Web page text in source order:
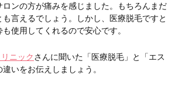
ロンの方が痛みを感じました。もちろんまだ
言えるでしょう。しかし、医療脱毛ですと
使用してくれるので安心です。
ニックさんに聞いた「医療脱毛」と「エス
いをお伝えしましょう。